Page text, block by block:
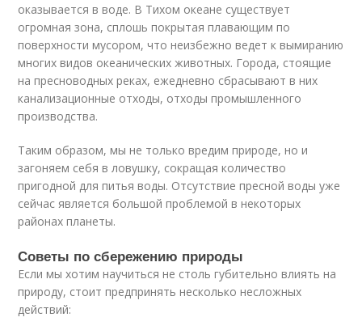
оказывается в воде. В Тихом океане существует
огромная зона, сплошь покрытая плавающим по
поверхности мусором, что неизбежно ведет к вымиранию
многих видов океанических животных. Города, стоящие
на пресноводных реках, ежедневно сбрасывают в них
канализационные отходы, отходы промышленного
производства.
Таким образом, мы не только вредим природе, но и
загоняем себя в ловушку, сокращая количество
пригодной для питья воды. Отсутствие пресной воды уже
сейчас является большой проблемой в некоторых
районах планеты.
Советы по сбережению природы
Если мы хотим научиться не столь губительно влиять на
природу, стоит предпринять несколько несложных
действий: